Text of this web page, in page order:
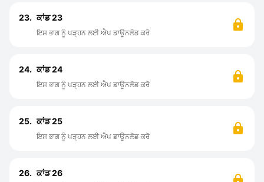
23. ਕਾਂਡ 23
ਇਸ ਭਾਗ ਨੂੰ ਪੜ੍ਹਨ ਲਈ ਐਪ ਡਾਊਨਲੋਡ ਕਰੋ
24. ਕਾਂਡ 24
ਇਸ ਭਾਗ ਨੂੰ ਪੜ੍ਹਨ ਲਈ ਐਪ ਡਾਊਨਲੋਡ ਕਰੋ
25. ਕਾਂਡ 25
ਇਸ ਭਾਗ ਨੂੰ ਪੜ੍ਹਨ ਲਈ ਐਪ ਡਾਊਨਲੋਡ ਕਰੋ
26. ਕਾਂਡ 26